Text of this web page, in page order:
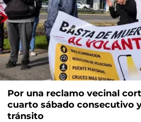
Por una reclamo vecinal
cuarto sábado consecutivo
tránsito